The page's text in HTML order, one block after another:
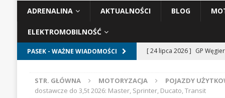
ADRENALINA AKTUALNOŚCI BLOG
ELEKTROMOBILNOŚĆ
PASEK - WAŻNE WIADOMOŚCI [ 24 lipca 2026 ] GP
[ 23 lipca 2026 ] Days of
STR. GŁÓWNA MOTORYZACJA POJAZDY
dostawcze do 3,5t 2026: Master, Sprinter, Ducato, Transit